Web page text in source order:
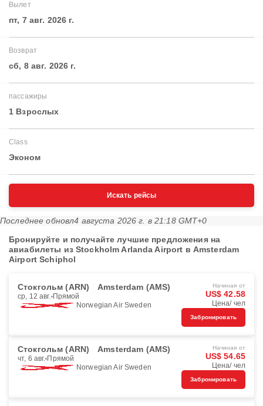
Вылет
пт, 7 авг. 2026 г.
Возврат
сб, 8 авг. 2026 г.
пассажиры
1 Взрослых
Class
Эконом
Искать рейсы
Последнее обновл4 августа 2026 г. в 21:18 GMT+0
Бронируйте и получайте лучшие предложения на
авиабилеты из Stockholm Arlanda Airport в Amsterdam
Airport Schiphol
Стокгольм (ARN) Amsterdam (AMS)
ср, 12 авг. Прямой
Norwegian Air Sweden
Начиная от
US$ 42.58
Цена/ чел
Забронировать
Стокгольм (ARN) Amsterdam (AMS)
чт, 6 авг. Прямой
Norwegian Air Sweden
Начиная от
US$ 54.65
Цена/ чел
Забронировать